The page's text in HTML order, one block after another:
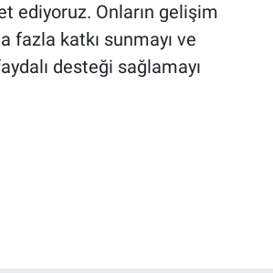
ediyoruz. Onların gelişim
fazla katkı sunmayı ve
desteği sağlamayı